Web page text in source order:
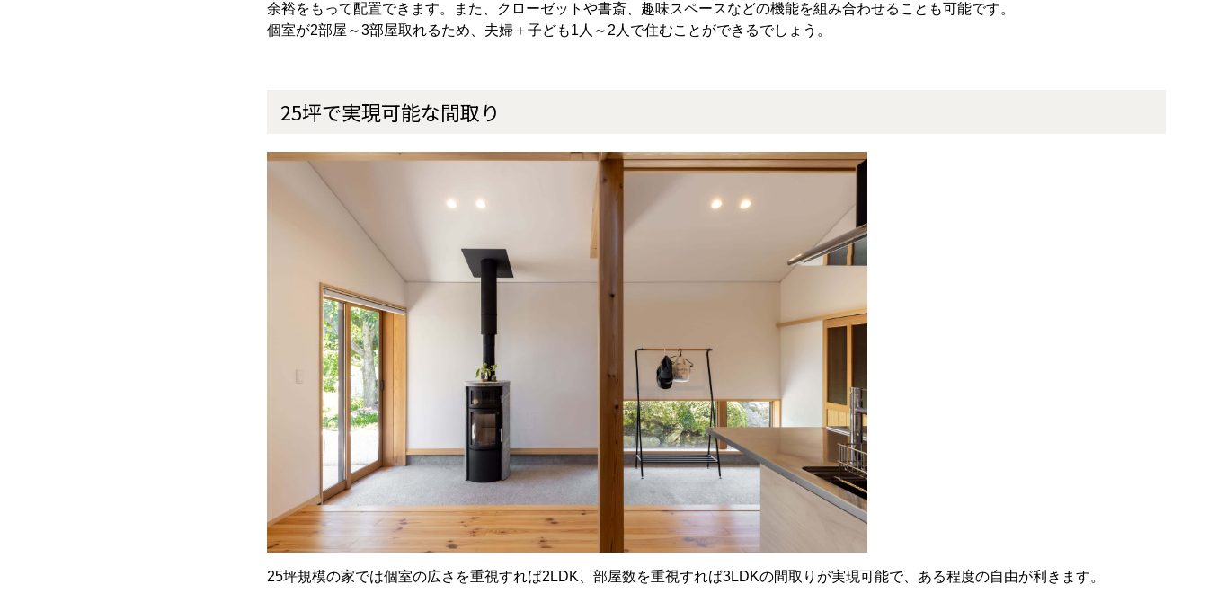
余裕をもって配置できます。また、クローゼットや書斎、趣味スペースなどの機能を組み合わせることも可能です。
個室が2部屋～3部屋取れるため、夫婦＋子ども1人～2人で住むことができるでしょう。
25坪で実現可能な間取り
25坪規模の家では個室の広さを重視すれば2LDK、部屋数を重視すれば3LDKの間取りが実現可能で、ある程度の自由が利きます。